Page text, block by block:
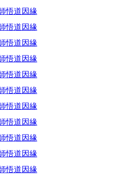
悟道因緣
悟道因緣
悟道因緣
悟道因緣
悟道因緣
悟道因緣
悟道因緣
悟道因緣
悟道因緣
悟道因緣
悟道因緣